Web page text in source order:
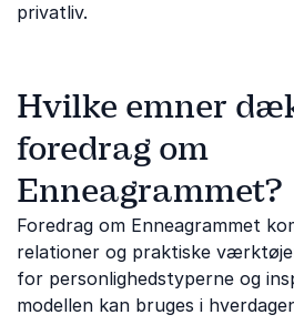
privatliv.
Hvilke emner
foredrag om
Enneagrammet?
Foredrag om Enneagrammet
relationer og praktiske
for personlighedstyperne og
modellen kan bruges i